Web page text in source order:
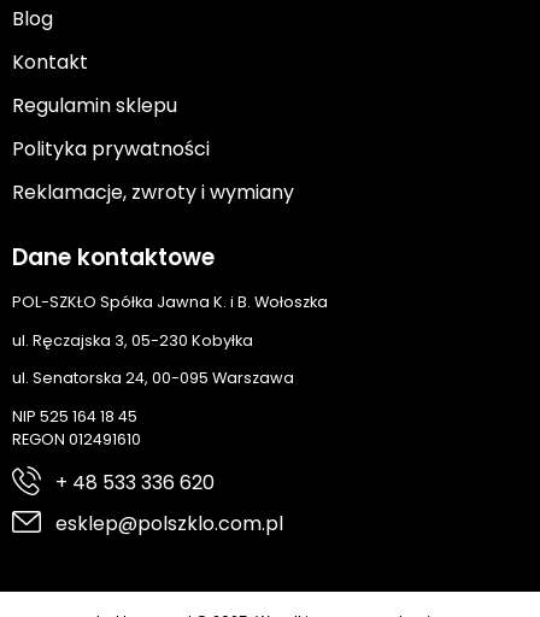
Blog
Kontakt
Regulamin sklepu
Polityka prywatności
Reklamacje, zwroty i wymiany
Dane kontaktowe
POL-SZKŁO Spółka Jawna K. i B. Wołoszka
ul. Ręczajska 3, 05-230 Kobyłka
ul. Senatorska 24, 00-095 Warszawa
NIP 525 164 18 45
REGON 012491610
+ 48 533 336 620
esklep@polszklo.com.pl